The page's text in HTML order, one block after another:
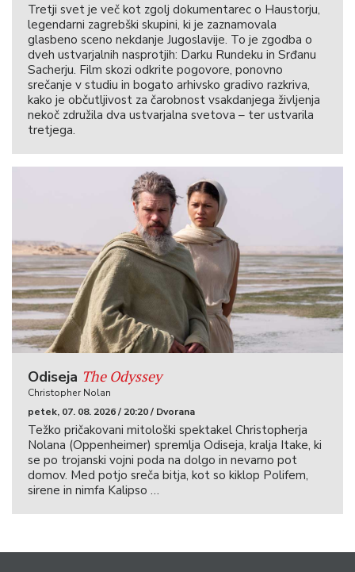
Tretji svet je več kot zgolj dokumentarec o Haustorju,
legendarni zagrebški skupini, ki je zaznamovala
glasbeno sceno nekdanje Jugoslavije. To je zgodba o
dveh ustvarjalnih nasprotjih: Darku Rundeku in Srđanu
Sacherju. Film skozi odkrite pogovore, ponovno
srečanje v studiu in bogato arhivsko gradivo razkriva,
kako je občutljivost za čarobnost vsakdanjega življenja
nekoč združila dva ustvarjalna svetova – ter ustvarila
tretjega.
Odiseja The Odyssey
Christopher Nolan
petek, 07. 08. 2026 / 20:20 / Dvorana
Težko pričakovani mitološki spektakel Christopherja
Nolana (Oppenheimer) spremlja Odiseja, kralja Itake, ki
se po trojanski vojni poda na dolgo in nevarno pot
domov. Med potjo sreča bitja, kot so kiklop Polifem,
sirene in nimfa Kalipso …